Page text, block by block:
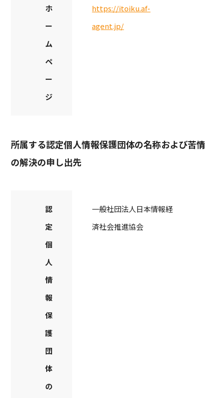
ホ
ー
ム
ペ
ー
ジ
https://itoiku.af-
agent.jp/
所属する認定個人情報保護団体の名称および苦情
の解決の申し出先
認
定
個
人
情
報
保
護
団
体
の
一般社団法人日本情報経
済社会推進協会